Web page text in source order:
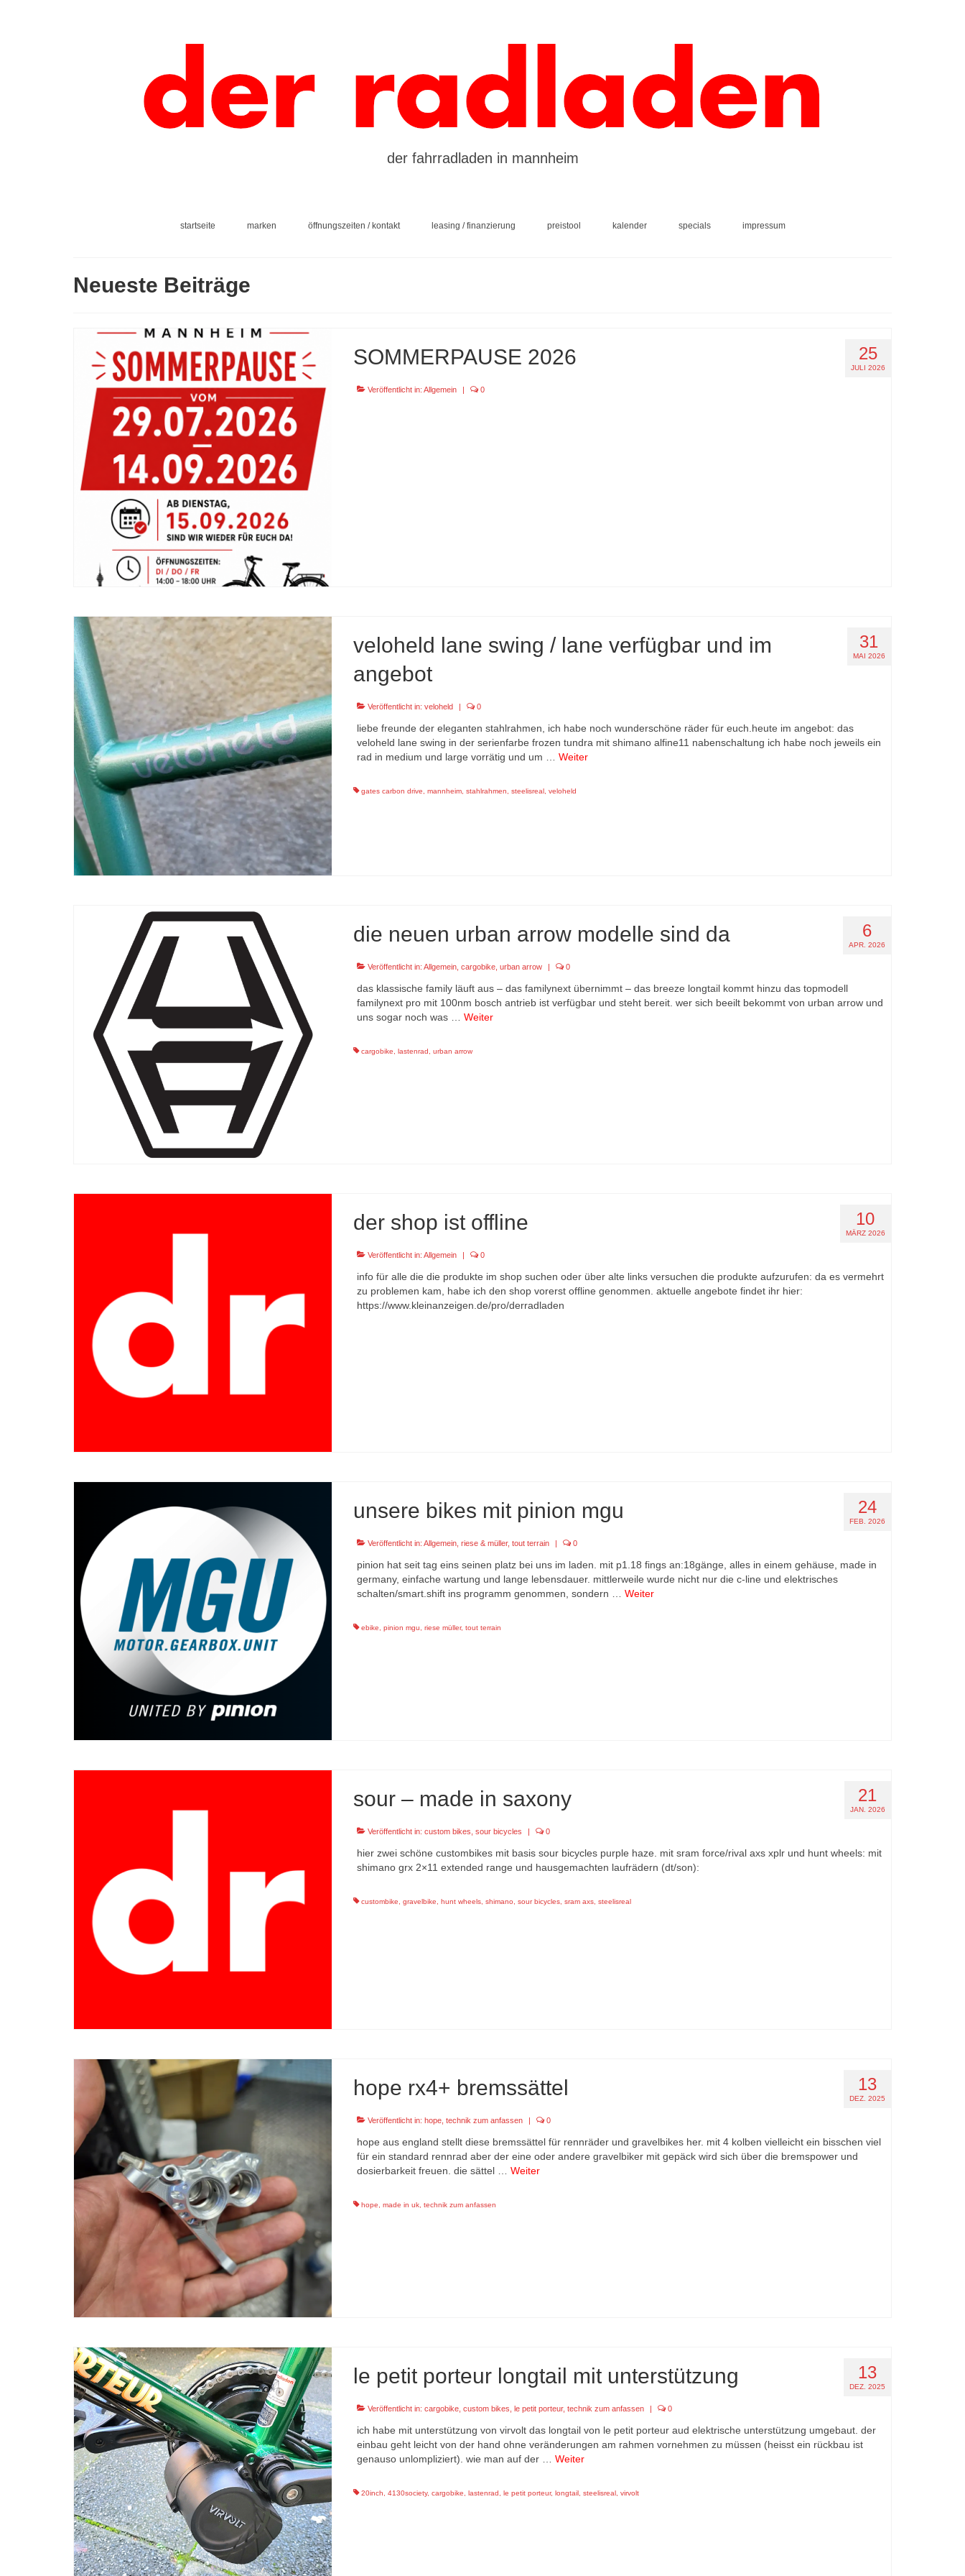
der fahrradladen in mannheim
startseite marken öffnungszeiten / kontakt leasing / finanzierung preistool kalender specials impressum
Neueste Beiträge
25
JULI 2026
SOMMERPAUSE 2026
Veröffentlicht in:Allgemein | 0
31
MAI 2026
veloheld lane swing / lane verfügbar und im
angebot
Veröffentlicht in:veloheld 0
liebe freunde der eleganten stahlrahmen, ich habe noch wunderschöne räder für euch.heute im angebot: das
veloheld lane swing in der serienfarbe frozen tundra mit shimano alfine11 nabenschaltung ich habe noch jeweils ein
rad in medium und large vorrätig und um …Weiter
gates carbon drive,mannheim,stahlrahmen,steelisreal,veloheld
6
APR. 2026
die neuen urban arrow modelle sind da
Veröffentlicht in:Allgemein ,cargobike ,urban arrow | 0
das klassische family läuft aus – das familynext übernimmt – das breeze longtail kommt hinzu das topmodell
familynext pro mit 100nm bosch antrieb ist verfügbar und steht bereit. wer sich beeilt bekommt von urban arrow und
uns sogar noch was …Weiter
cargobike ,lastenrad ,urban arrow
10
MÄRZ 2026
der shop ist offline
Veröffentlicht in:Allgemein | 0
info für alle die die produkte im shop suchen oder über alte links versuchen die produkte aufzurufen: da es vermehrt
zu problemen kam, habe ich den shop vorerst offline genommen. aktuelle angebote findet ihr hier:
https://www.kleinanzeigen.de/pro/derradladen
24
FEB. 2026
unsere bikes mit pinion mgu
Veröffentlicht in:Allgemein ,riese & müller,tout terrain | 0
pinion hat seit tag eins seinen platz bei uns im laden. mit p1.18 fings an:18gänge, alles in einem gehäuse, made in
germany, einfache wartung und lange lebensdauer. mittlerweile wurde nicht nur die c-line und elektrisches
schalten/smart.shift ins programm genommen, sondern …Weiter
ebike ,pinion mgu ,riese müller,tout terrain
21
JAN. 2026
sour – made in saxony
Veröffentlicht in:custom bikes ,sour bicycles 0
hier zwei schöne custombikes mit basis sour bicycles purple haze. mit sram force/rival axs xplr und hunt wheels: mit
shimano grx 2×11 extended range und hausgemachten laufrädern (dt/son):
custombike,gravelbike, hunt wheels,shimano,sour bicycles,sram axs,steelisreal
13
DEZ. 2025
hope rx4+ bremssättel
Veröffentlicht in:hope ,technik zum anfassen | 0
hope aus england stellt diese bremssättel für rennräder und gravelbikes her. mit 4 kolben vielleicht ein bisschen viel
für ein standard rennrad aber der eine oder andere gravelbiker mit gepäck wird sich über die bremspower und
dosierbarkeit freuen. die sättel …Weiter
hope ,made in uk ,technik zum anfassen
13
DEZ. 2025
le petit porteur longtail mit unterstützung
Veröffentlicht in:cargobike ,custom bikes ,le petit porteur,technik zum anfassen | 0
ich habe mit unterstützung von virvolt das longtail von le petit porteur aud elektrische unterstützung umgebaut. der
einbau geht leicht von der hand ohne veränderungen am rahmen vornehmen zu müssen (heisst ein rückbau ist
genauso unlompliziert). wie man auf der …Weiter
20inch ,4130society,cargobike ,lastenrad ,le petit porteur,longtail ,steelisreal ,virvolt